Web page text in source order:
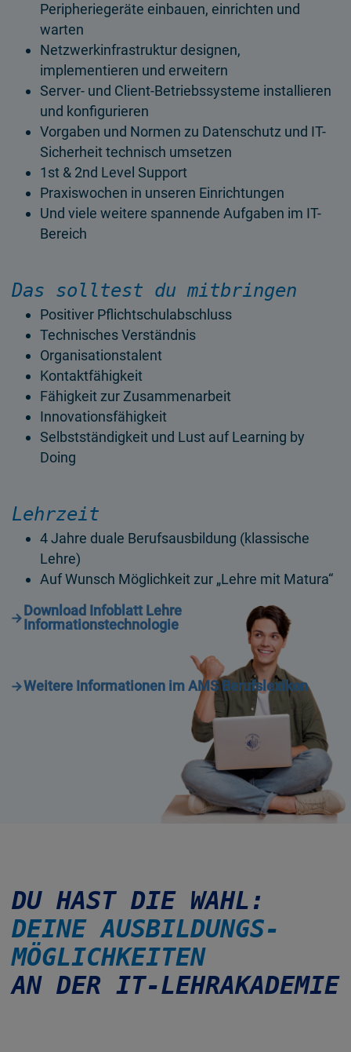
Peripheriegeräte einbauen, einrichten und
warten
Netzwerkinfrastruktur designen,
implementieren und erweitern
Server- und Client-Betriebssysteme installieren
und konfigurieren
Vorgaben und Normen zu Datenschutz und IT-
Sicherheit technisch umsetzen
1st & 2nd Level Support
Praxiswochen in unseren Einrichtungen
Und viele weitere spannende Aufgaben im IT-
Bereich
Das solltest du mitbringen
Positiver Pflichtschulabschluss
Technisches Verständnis
Organisationstalent
Kontaktfähigkeit
Fähigkeit zur Zusammenarbeit
Innovationsfähigkeit
Selbstständigkeit und Lust auf Learning by
Doing
Lehrzeit
4 Jahre duale Berufsausbildung (klassische
Lehre)
Auf Wunsch Möglichkeit zur „Lehre mit Matura“
Download Infoblatt Lehre
Informationstechnologie
Weitere Informationen im AMS Berufslexikon
DU HAST DIE WAHL:
DEINE AUS­BILDUNGS­
MÖGLICH­KEITEN
AN DER IT-LEHRAKADEMIE